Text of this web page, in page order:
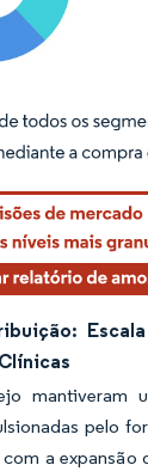
O reuso requer
mantiveram
pelo
a expansão